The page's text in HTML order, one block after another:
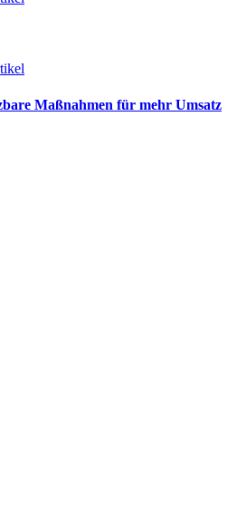
Maßnahmen für mehr Umsatz